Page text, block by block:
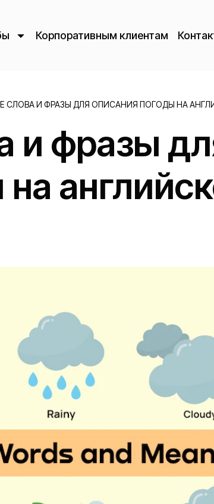
Корпоративным клиентам
СЛОВА И ФРАЗЫ ДЛЯ ОПИСАНИЯ ПОГОДЫ НА
и фразы